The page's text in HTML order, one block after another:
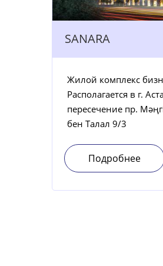
SANARA
Жилой комплекс
Располагается в г.
пересечение пр.
бен Талал 9/3
Подробнее